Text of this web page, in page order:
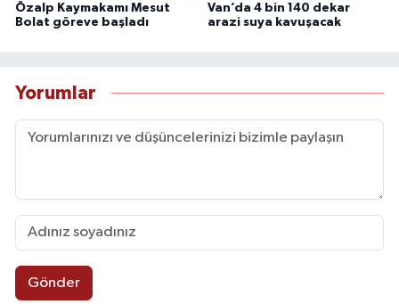
Özalp Kaymakamı Mesut
Bolat göreve başladı
Van’da 4 bin 140 dekar
arazi suya kavuşacak
Yorumlar
Gönder